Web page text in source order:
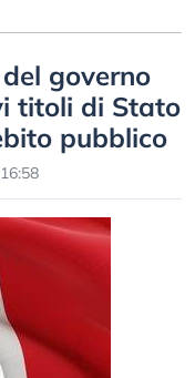
governo
titoli di Stato
pubblico